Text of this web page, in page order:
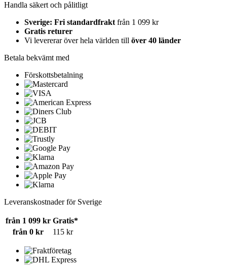
Handla säkert och pålitligt
Sverige: Fri standardfrakt från 1 099 kr
Gratis returer
Vi levererar över hela världen till över 40 länder
Betala bekvämt med
Förskottsbetalning
Leveranskostnader för Sverige
från 1 099 kr Gratis*
från 0 kr
115 kr